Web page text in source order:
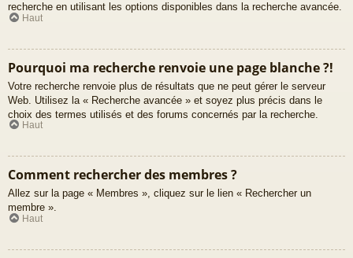
recherche en utilisant les options disponibles dans la recherche avancée.
Haut
Pourquoi ma recherche renvoie une page blanche ?!
Votre recherche renvoie plus de résultats que ne peut gérer le serveur
Web. Utilisez la « Recherche avancée » et soyez plus précis dans le
choix des termes utilisés et des forums concernés par la recherche.
Haut
Comment rechercher des membres ?
Allez sur la page « Membres », cliquez sur le lien « Rechercher un
membre ».
Haut